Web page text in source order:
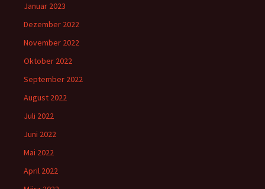
Januar 2023
Dezember 2022
November 2022
Oktober 2022
September 2022
August 2022
Juli 2022
Juni 2022
Mai 2022
April 2022